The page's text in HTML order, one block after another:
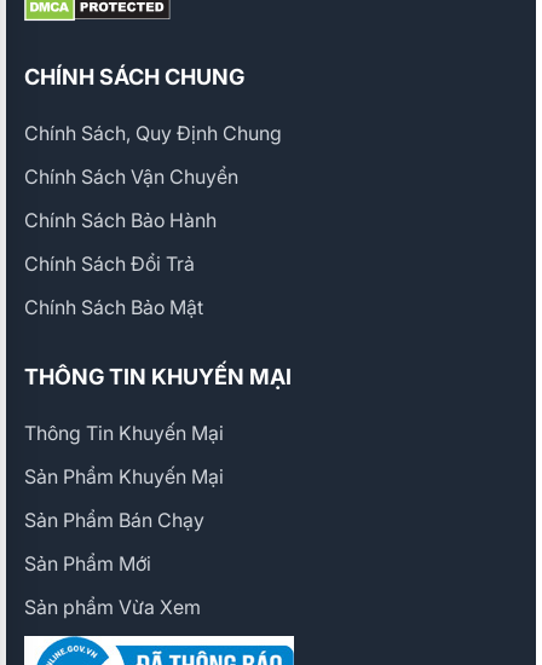
CHÍNH SÁCH CHUNG
Chính Sách, Quy Định Chung
Chính Sách Vận Chuyển
Chính Sách Bảo Hành
Chính Sách Đổi Trả
Chính Sách Bảo Mật
THÔNG TIN KHUYẾN MẠI
Thông Tin Khuyến Mại
Sản Phẩm Khuyến Mại
Sản Phẩm Bán Chạy
Sản Phẩm Mới
Sản phẩm Vừa Xem